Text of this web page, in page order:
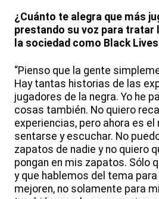
¿Cuánto te alegra que más
prestando su voz para tratar
la sociedad como Black
“Pienso que la gente
Hay tantas historias de las
jugadores de la negra. Yo he
cosas también. No quiero
experiencias, pero ahora es
sentarse y escuchar. No
zapatos de nadie y no quiero
pongan en mis zapatos. Sólo
y que hablemos del tema
mejoren, no solamente para